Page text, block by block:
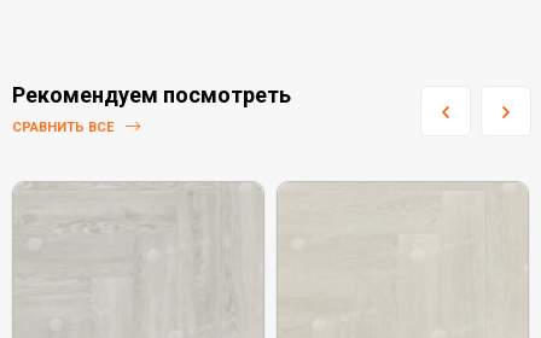
Рекомендуем посмотреть
СРАВНИТЬ ВСЕ